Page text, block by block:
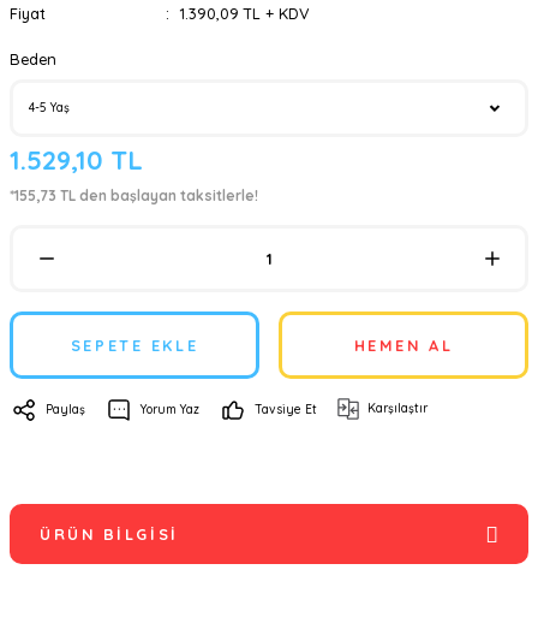
Fiyat
1.390,09 TL + KDV
Beden
1.529,10 TL
*155,73 TL den başlayan taksitlerle!
SEPETE EKLE HEMEN AL
Paylaş Yorum Yaz Tavsiye Et Karşılaştır
ÜRÜN BILGISI